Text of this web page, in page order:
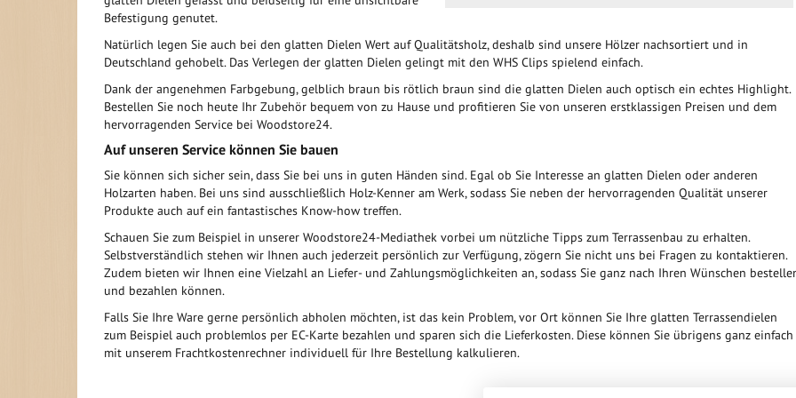
Befestigung genutet.
Natürlich legen Sie auch bei den glatten Dielen Wert auf Qualitätsholz, deshalb sind unsere Hölzer nachsortiert und in
Deutschland gehobelt. Das Verlegen der glatten Dielen gelingt mit den WHS Clips spielend einfach.
Dank der angenehmen Farbgebung, gelblich braun bis rötlich braun sind die glatten Dielen auch optisch ein echtes Highlight.
Bestellen Sie noch heute Ihr Zubehör bequem von zu Hause und profitieren Sie von unseren erstklassigen Preisen und dem
hervorragenden Service bei Woodstore24.
Auf unseren Service können Sie bauen
Sie können sich sicher sein, dass Sie bei uns in guten Händen sind. Egal ob Sie Interesse an glatten Dielen oder anderen
Holzarten haben. Bei uns sind ausschließlich Holz-Kenner am Werk, sodass Sie neben der hervorragenden Qualität unserer
Produkte auch auf ein fantastisches Know-how treffen.
Schauen Sie zum Beispiel in unserer Woodstore24-Mediathek vorbei um nützliche Tipps zum Terrassenbau zu erhalten.
Selbstverständlich stehen wir Ihnen auch jederzeit persönlich zur Verfügung, zögern Sie nicht uns bei Fragen zu kontaktieren.
Zudem bieten wir Ihnen eine Vielzahl an Liefer- und Zahlungsmöglichkeiten an, sodass Sie ganz nach Ihren Wünschen
und bezahlen können.
Falls Sie Ihre Ware gerne persönlich abholen möchten, ist das kein Problem, vor Ort können Sie Ihre glatten Terrassendielen
zum Beispiel auch problemlos per EC-Karte bezahlen und sparen sich die Lieferkosten. Diese können Sie übrigens ganz einfach
mit unserem Frachtkostenrechner individuell für Ihre Bestellung kalkulieren.